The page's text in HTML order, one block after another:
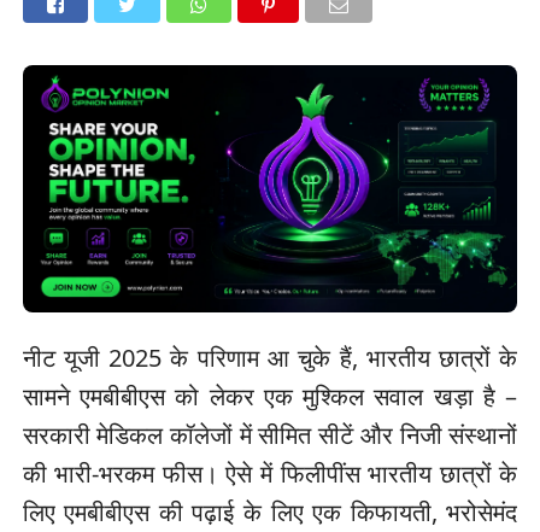
नीट यूजी 2025 के परिणाम आ चुके हैं, भारतीय छात्रों के
सामने एमबीबीएस को लेकर एक मुश्किल सवाल खड़ा है –
सरकारी मेडिकल कॉलेजों में सीमित सीटें और निजी संस्थानों
की भारी-भरकम फीस। ऐसे में फिलीपींस भारतीय छात्रों के
लिए एमबीबीएस की पढ़ाई के लिए एक किफायती, भरोसेमंद